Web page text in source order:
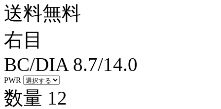
送料無料
右目
BC/DIA 8.7/14.0
PWR
数量 12